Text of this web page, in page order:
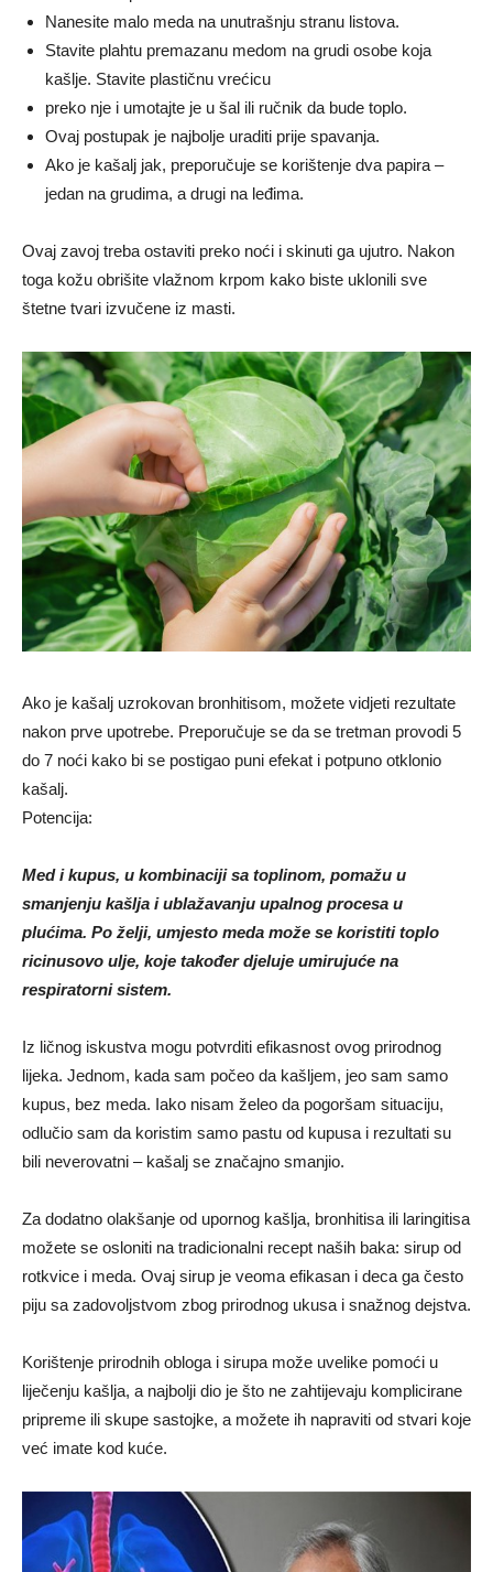
Nanesite malo meda na unutrašnju stranu listova.
Stavite plahtu premazanu medom na grudi osobe koja
kašlje. Stavite plastičnu vrećicu
preko nje i umotajte je u šal ili ručnik da bude toplo.
Ovaj postupak je najbolje uraditi prije spavanja.
Ako je kašalj jak, preporučuje se korištenje dva papira –
jedan na grudima, a drugi na leđima.
Ovaj zavoj treba ostaviti preko noći i skinuti ga ujutro. Nakon
toga kožu obrišite vlažnom krpom kako biste uklonili sve
štetne tvari izvučene iz masti.
Ako je kašalj uzrokovan bronhitisom, možete vidjeti rezultate
nakon prve upotrebe. Preporučuje se da se tretman provodi 5
do 7 noći kako bi se postigao puni efekat i potpuno otklonio
kašalj.
Potencija:
Med i kupus, u kombinaciji sa toplinom, pomažu u
smanjenju kašlja i ublažavanju upalnog procesa u
plućima. Po želji, umjesto meda može se koristiti toplo
ricinusovo ulje, koje također djeluje umirujuće na
respiratorni sistem.
Iz ličnog iskustva mogu potvrditi efikasnost ovog prirodnog
lijeka. Jednom, kada sam počeo da kašljem, jeo sam samo
kupus, bez meda. Iako nisam želeo da pogoršam situaciju,
odlučio sam da koristim samo pastu od kupusa i rezultati su
bili neverovatni – kašalj se značajno smanjio.
Za dodatno olakšanje od upornog kašlja, bronhitisa ili laringitisa
možete se osloniti na tradicionalni recept naših baka: sirup od
rotkvice i meda. Ovaj sirup je veoma efikasan i deca ga često
piju sa zadovoljstvom zbog prirodnog ukusa i snažnog dejstva.
Korištenje prirodnih obloga i sirupa može uvelike pomoći u
liječenju kašlja, a najbolji dio je što ne zahtijevaju komplicirane
pripreme ili skupe sastojke, a možete ih napraviti od stvari koje
već imate kod kuće.